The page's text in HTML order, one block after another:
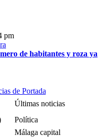
pm
de habitantes y roza ya
de Portada
Últimas noticias
Política
Málaga capital